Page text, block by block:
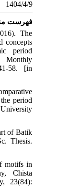
فهرست منابع
Z. (2016). The
and concepts
Islamic period
art. Monthly
41-58. [in
A comparative
during the period
Yazd University
The art of Batik
I. M.Sc. Thesis.
of motifs in
Chista
monthly, 23(84):